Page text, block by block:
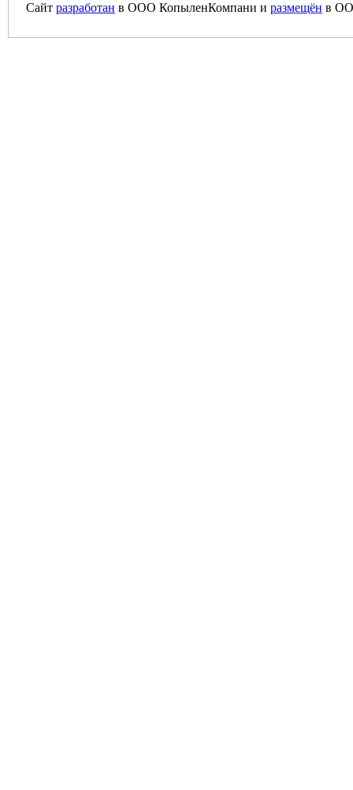
Сайт разработан в ООО КопыленКомпани и размещён в